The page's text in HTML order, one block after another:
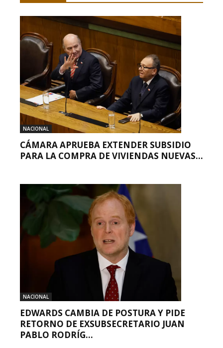
NACIONAL
CÁMARA APRUEBA EXTENDER SUBSIDIO
PARA LA COMPRA DE VIVIENDAS NUEVAS...
NACIONAL
EDWARDS CAMBIA DE POSTURA Y PIDE
RETORNO DE EXSUBSECRETARIO JUAN
PABLO RODRÍG...